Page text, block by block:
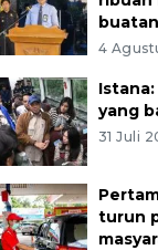
4
yang
31 Juli
turun